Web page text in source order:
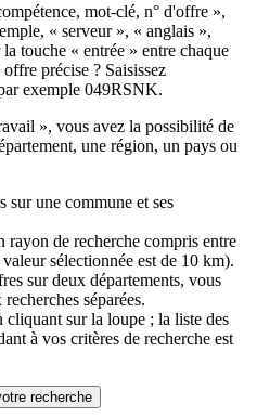
mot-clé, n° d'offre »,
« serveur », « anglais »,
touche « entrée » entre chaque
précise ? Saisissez
exemple 049RSNK.
», vous avez la possibilité de
une région, un pays ou
sur une commune et ses
rayon de recherche compris entre
sélectionnée est de 10 km).
sur deux départements, vous
séparées.
cliquant sur la loupe ; la liste des
à vos critères de recherche est
recherche